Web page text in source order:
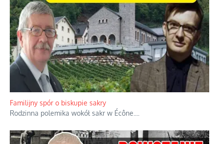
Familijny spór o biskupie sakry
Rodzinna polemika wokół sakr w Écône.